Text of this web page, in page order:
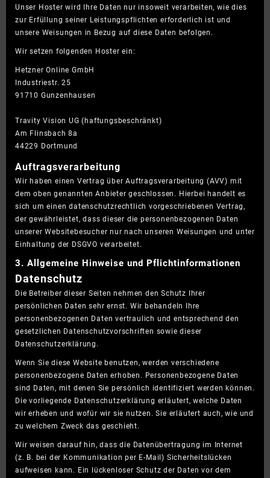
Unser Hoster wird Ihre Daten nur insoweit verarbeiten, wie dies
zur Erfüllung seiner Leistungspflichten erforderlich ist und
unsere Weisungen in Bezug auf diese Daten befolgen.
Wir setzen folgenden Hoster ein:
Hetzner Online GmbH
Industriestr. 25
91710 Gunzenhausen
Travity Vision UG (haftungsbeschränkt)
Am Flinsbach 8a
44229 Dortmund
Auftragsverarbeitung
Wir haben einen Vertrag über Auftragsverarbeitung (AVV) mit
dem oben genannten Anbieter geschlossen. Hierbei handelt es
sich um einen datenschutzrechtlich vorgeschriebenen Vertrag,
der gewährleistet, dass dieser die personenbezogenen Daten
unserer Websitebesucher nur nach unseren Weisungen und unter
Einhaltung der DSGVO verarbeitet.
3. Allgemeine Hinweise und Pflicht­informationen
Datenschutz
Die Betreiber dieser Seiten nehmen den Schutz Ihrer
persönlichen Daten sehr ernst. Wir behandeln Ihre
personenbezogenen Daten vertraulich und entsprechend den
gesetzlichen Datenschutzvorschriften sowie dieser
Datenschutzerklärung.
Wenn Sie diese Website benutzen, werden verschiedene
personenbezogene Daten erhoben. Personenbezogene Daten
sind Daten, mit denen Sie persönlich identifiziert werden können.
Die vorliegende Datenschutzerklärung erläutert, welche Daten
wir erheben und wofür wir sie nutzen. Sie erläutert auch, wie und
zu welchem Zweck das geschieht.
Wir weisen darauf hin, dass die Datenübertragung im Internet
(z. B. bei der Kommunikation per E-Mail) Sicherheitslücken
aufweisen kann. Ein lückenloser Schutz der Daten vor dem